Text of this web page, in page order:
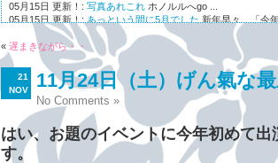
05月15日 更新！: 写真あれこれ ホノルルへgo ...
05月15日 更新！: あっという間に5月でした 新年早々、「今
ながら～～、まさかの5月。 世...
01月03日 更新！: Maunaleo皆様ご存じ、ケアリー・レイシ
オと...
« 遅まきながら・・
21
NOV
11月24日（土）げん氣な
No Comments »
はい、お題のイベントに今年初めて
す。